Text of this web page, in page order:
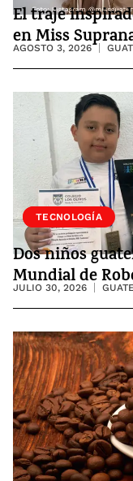
El traje
en Miss
AGOSTO 3, 2026
SOCIEDAD
TECNOLOGÍA
Dos niños
Mundial de
JULIO 30, 2026